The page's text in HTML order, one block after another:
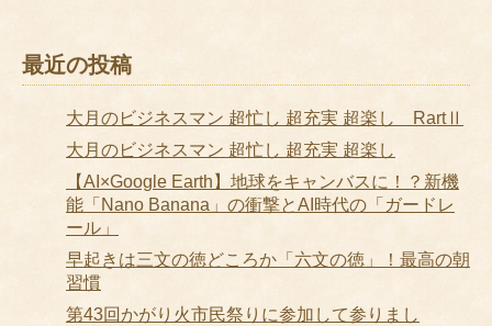
最近の投稿
大月のビジネスマン 超忙し 超充実 超楽し RartⅡ
大月のビジネスマン 超忙し 超充実 超楽し
【AI×Google Earth】地球をキャンバスに！？新機
能「Nano Banana」の衝撃とAI時代の「ガードレ
ール」
早起きは三文の徳どころか「六文の徳」！最高の朝
習慣
第43回かがり火市民祭りに参加して参りまし